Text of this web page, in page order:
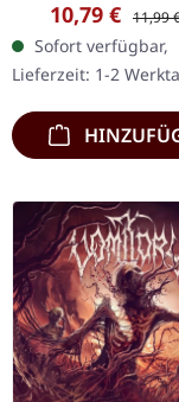
You’ll Be Blamed
Serpents Tongue
Of Life Envy Sign
Another Day In…
10,79 € 11,99
Sofort verfügbar,
Lieferzeit: 1-2